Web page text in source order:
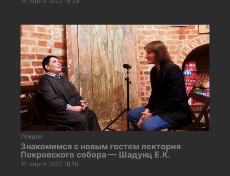
Лекции
Знакомимся с новым гостем лектория
Покровского собора — Шадунц Е.К.
15 марта 2022 19:19